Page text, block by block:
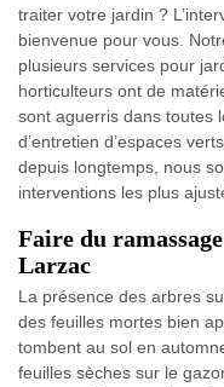
traiter votre jardin ?
bienvenue pour vous.
plusieurs services pour
horticulteurs ont de
sont aguerris dans toutes
d’entretien d’espaces
depuis longtemps, nous
interventions les plus
Faire du
Larzac
La présence des arbres
des feuilles mortes bien
tombent au sol en
feuilles sèches sur le